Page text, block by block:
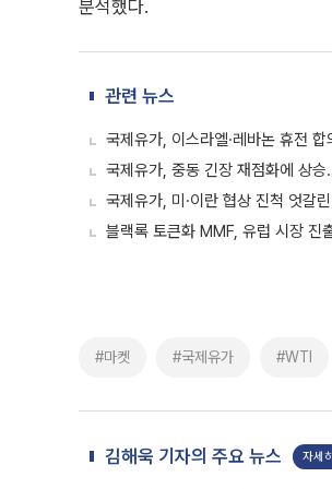
분석했다.
관련 뉴스
국제유가, 이스라엘·레바논 휴전
국제유가, 중동 긴장 재점화에 상
국제유가, 미·이란 협상 진척 엇갈
블랙록 토큰화 MMF, 유럽 시장 진
#마켓 #국제유가 #WTI
김해욱 기자의 주요 뉴스 자세